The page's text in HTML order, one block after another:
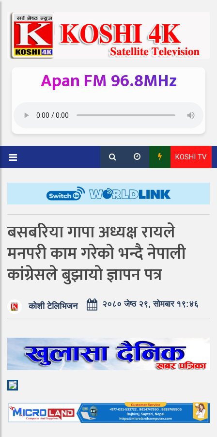
Apan FM 96.8MHz
KOSHI TV
बसबरिया गापा अध्यक्ष रायले
मनपरी काम गरेको भन्दै नेपाली
कांग्रेसले बुझायो ज्ञापन पत्र
कोशी टेलिभिजन २०८० जेष्ठ २९, सोमबार १९:४६